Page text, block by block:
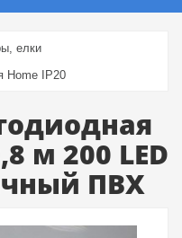
елки
Home IP20
м 200 LED
ПВХ